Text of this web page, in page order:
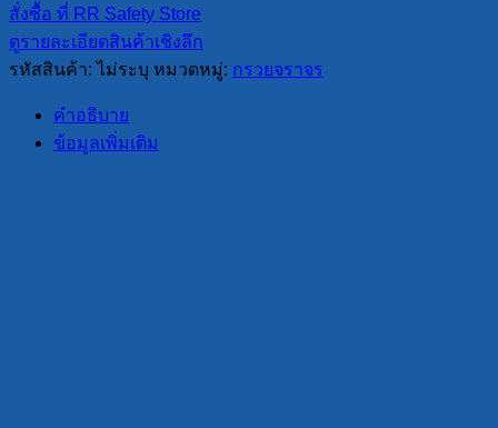
ยาง
จราจร
70
–
ทรง
สั่งซื้อ ที่ RR Safety Store
ดูรายละเอียดสินค้าเชิงลึก
รหัสสินค้า:ไม่ระบุ หมวดหมู่: กรวยจราจร
คำอธิบาย
ข้อมูลเพิ่มเติม